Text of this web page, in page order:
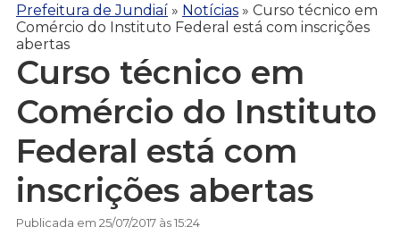
Prefeitura de Jundiaí » Notícias » Curso técnico em
Comércio do Instituto Federal está com inscrições
abertas
Curso técnico em
Comércio do Instituto
Federal está com
inscrições abertas
Publicada em 25/07/2017 às 15:24